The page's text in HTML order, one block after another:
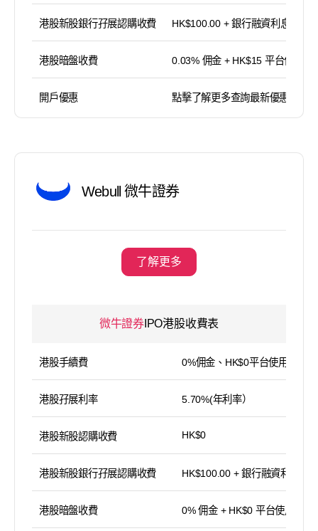
港股新股銀行孖展認購收費 HK$100.00 + 銀行融資利息
港股暗盤收費 0.03% 佣金 + HK$15 平台使用費
開戶優惠 點擊了解更多查詢最新優惠
Webull 微牛證券
了解更多
微牛證券IPO港股收費表
港股手續費 0%佣金、HK$0平台使用費
港股孖展利率 5.70%(年利率）
港股新股認購收費 HK$0
港股新股銀行孖展認購收費 HK$100.00 + 銀行融資利息
港股暗盤收費 0% 佣金 + HK$0 平台使用費